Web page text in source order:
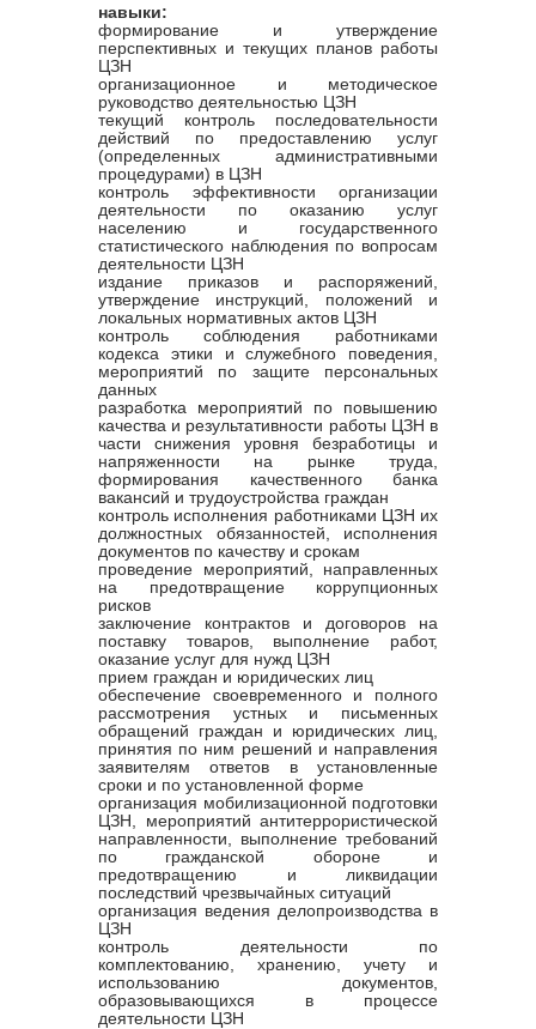
навыки:
формирование и утверждение
перспективных и текущих планов работы
ЦЗН
организационное и методическое
руководство деятельностью ЦЗН
текущий контроль последовательности
действий по предоставлению услуг
(определенных административными
процедурами) в ЦЗН
контроль эффективности организации
деятельности по оказанию услуг
населению и государственного
статистического наблюдения по вопросам
деятельности ЦЗН
издание приказов и распоряжений,
утверждение инструкций, положений и
локальных нормативных актов ЦЗН
контроль соблюдения работниками
кодекса этики и служебного поведения,
мероприятий по защите персональных
данных
разработка мероприятий по повышению
качества и результативности работы ЦЗН в
части снижения уровня безработицы и
напряженности на рынке труда,
формирования качественного банка
вакансий и трудоустройства граждан
контроль исполнения работниками ЦЗН их
должностных обязанностей, исполнения
документов по качеству и срокам
проведение мероприятий, направленных
на предотвращение коррупционных
рисков
заключение контрактов и договоров на
поставку товаров, выполнение работ,
оказание услуг для нужд ЦЗН
прием граждан и юридических лиц
обеспечение своевременного и полного
рассмотрения устных и письменных
обращений граждан и юридических лиц,
принятия по ним решений и направления
заявителям ответов в установленные
сроки и по установленной форме
организация мобилизационной подготовки
ЦЗН, мероприятий антитеррористической
направленности, выполнение требований
по гражданской обороне и
предотвращению и ликвидации
последствий чрезвычайных ситуаций
организация ведения делопроизводства в
ЦЗН
контроль деятельности по
комплектованию, хранению, учету и
использованию документов,
образовывающихся в процессе
деятельности ЦЗН